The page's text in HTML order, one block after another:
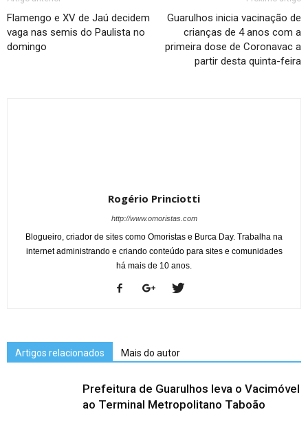
Flamengo e XV de Jaú decidem
vaga nas semis do Paulista no
domingo
Guarulhos inicia vacinação de
crianças de 4 anos com a
primeira dose de Coronavac a
partir desta quinta-feira
Rogério Princiotti
http://www.omoristas.com
Blogueiro, criador de sites como Omoristas e Burca Day. Trabalha na
internet administrando e criando conteúdo para sites e comunidades
há mais de 10 anos.
Artigos relacionados Mais do autor
Prefeitura de Guarulhos leva o Vacimóvel
ao Terminal Metropolitano Taboão